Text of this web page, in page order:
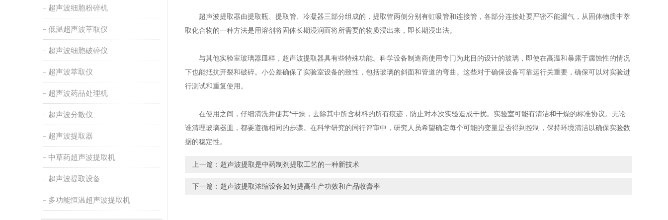
超声波细胞粉碎机
低温超声波萃取仪
超声波细胞破碎仪
超声波萃取仪
超声波药品处理机
超声波分散仪
超声波提取器
中草药超声波提取机
超声波提取设备
多功能恒温超声波提取机
超声波提取器由提取瓶、提取管、冷凝器三部分组成的，提取管两侧分别有虹吸管和连接管，各部分连接处要严密不能漏气，从固体物质中萃
取化合物的一种方法是用溶剂将固体长期浸润而将所需要的物质浸出来，即长期浸出法。
与其他实验室玻璃器皿样，超声波提取器具有些特殊功能。科学设备制造商使用专门为此目的设计的玻璃，即使在高温和暴露于腐蚀性的情况
下也能抵抗开裂和破碎。小公差确保了实验室设备的致性，包括玻璃的斜面和管道的弯曲。这些对于确保设备可靠运行关重要，确保可以对实验进
行测试和重复使用。
在使用之间，仔细清洗并使其*干燥，去除其中所含材料的所有痕迹，防止对本次实验造成干扰。实验室可能有清洁和干燥的标准协议。无论
谁清理玻璃器皿，都要遵循相同的步骤。在科学研究的同行评审中，研究人员希望确定每个可能的变量是否得到控制，保持环境清洁以确保实验数
据的稳定性。
上一篇： 超声波提取是中药制剂提取工艺的一种新技术
下一篇： 超声波提取浓缩设备如何提高生产功效和产品收膏率